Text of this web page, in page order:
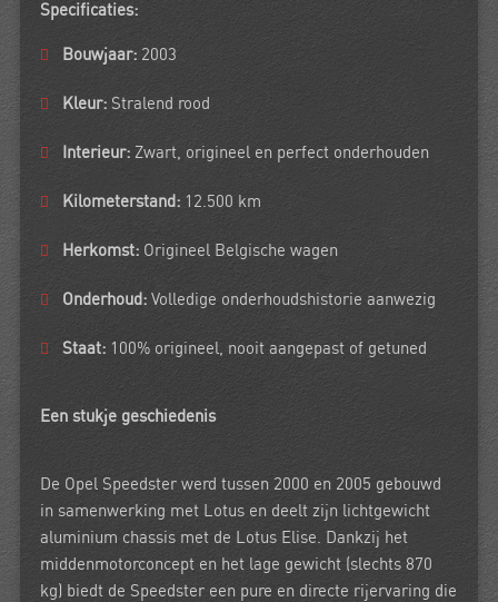
Specificaties:
Bouwjaar: 2003
Kleur: Stralend rood
Interieur: Zwart, origineel en perfect onderhouden
Kilometerstand: 12.500 km
Herkomst: Origineel Belgische wagen
Onderhoud: Volledige onderhoudshistorie aanwezig
Staat: 100% origineel, nooit aangepast of getuned
Een stukje geschiedenis
De Opel Speedster werd tussen 2000 en 2005 gebouwd
in samenwerking met Lotus en deelt zijn lichtgewicht
aluminium chassis met de Lotus Elise. Dankzij het
middenmotorconcept en het lage gewicht (slechts 870
kg) biedt de Speedster een pure en directe rijervaring die